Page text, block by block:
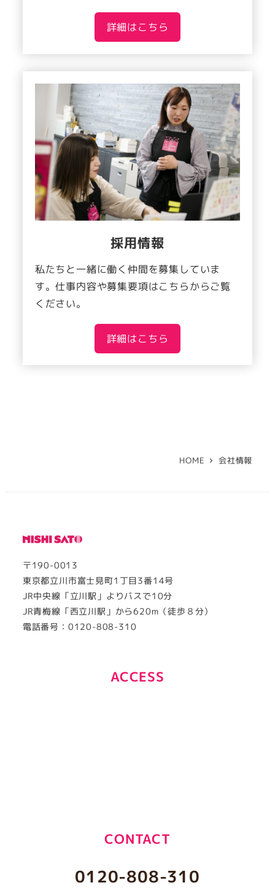
詳細はこちら
採用情報
私たちと一緒に働く仲間を募集していま
す。仕事内容や募集要項はこちらからご覧
ください。
詳細はこちら
HOME 会社情報
〒190-0013
東京都立川市富士見町1丁目3番14号
JR中央線「立川駅」よりバスで10分
JR青梅線「西立川駅」から620m（徒歩８分）
電話番号：0120-808-310
ACCESS
CONTACT
0120-808-310